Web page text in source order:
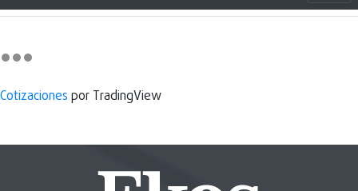
Cotizaciones por TradingView